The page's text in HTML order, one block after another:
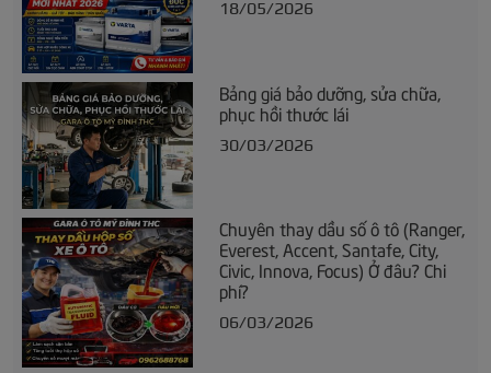
18/05/2026
Bảng giá bảo dưỡng, sửa chữa,
phục hồi thước lái
30/03/2026
Chuyên thay dầu số ô tô (Ranger,
Everest, Accent, Santafe, City,
Civic, Innova, Focus) Ở đâu? Chi
phí?
06/03/2026